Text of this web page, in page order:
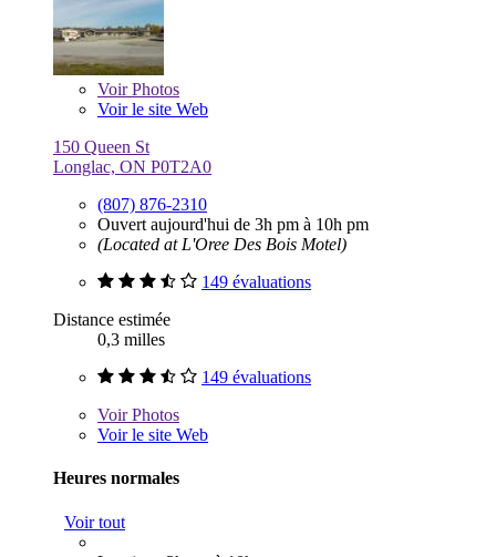
VoirPhotos
Voir le site Web
150 Queen St
Longlac, ON P0T2A0
(807) 876-2310
Ouvert aujourd'hui de 3h pm à 10h pm
(Located at L'Oree Des Bois Motel)
149 évaluations
Distance estimée
0,3 milles
149 évaluations
VoirPhotos
Voir le site Web
Heures normales
Voir tout